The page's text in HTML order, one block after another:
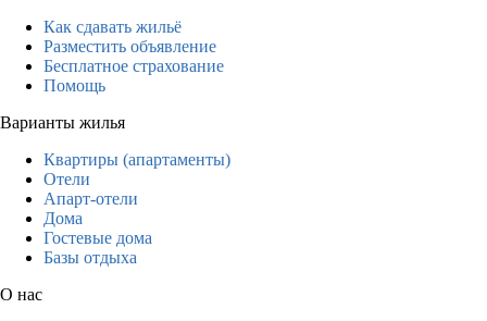
Как сдавать жильё
Разместить объявление
Бесплатное страхование
Помощь
Варианты жилья
Квартиры (апартаменты)
Отели
Апарт-отели
Дома
Гостевые дома
Базы отдыха
О нас